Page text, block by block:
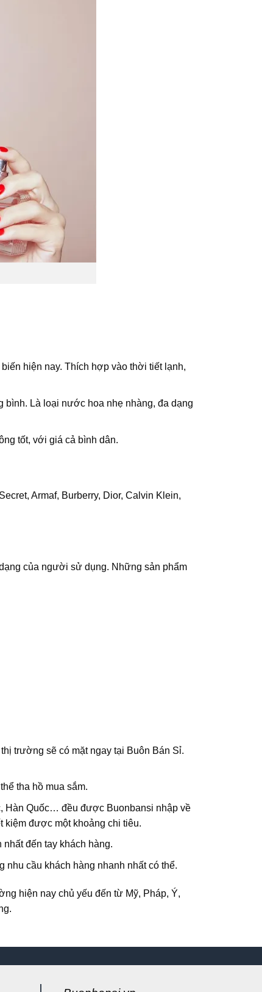
hiện nay. Thích hợp vào thời tiết lạnh,
Là loại nước hoa nhẹ nhàng, đa dạng
tốt, với giá cả bình dân.
Armaf, Burberry, Dior, Calvin Klein,
của người sử dụng. Những sản phẩm
trường sẽ có mặt ngay tại Buôn Bán Sỉ.
tha hồ mua sắm.
Hàn Quốc… đều được Buonbansi nhập về
kiệm được một khoảng chi tiêu.
đến tay khách hàng.
cầu khách hàng nhanh nhất có thể.
hiện nay chủ yếu đến từ Mỹ, Pháp, Ý,